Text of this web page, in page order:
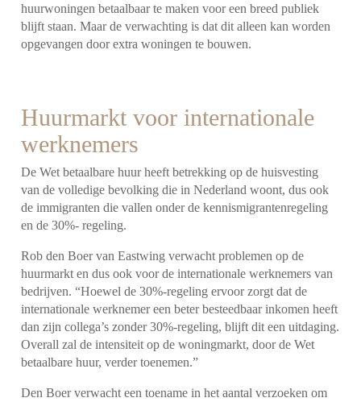
huurwoningen betaalbaar te maken voor een breed publiek
blijft staan. Maar de verwachting is dat dit alleen kan worden
opgevangen door extra woningen te bouwen.
Huurmarkt voor internationale
werknemers
De Wet betaalbare huur heeft betrekking op de huisvesting
van de volledige bevolking die in Nederland woont, dus ook
de immigranten die vallen onder de kennismigrantenregeling
en de 30%- regeling.
Rob den Boer van Eastwing verwacht problemen op de
huurmarkt en dus ook voor de internationale werknemers van
bedrijven. “Hoewel de 30%-regeling ervoor zorgt dat de
internationale werknemer een beter besteedbaar inkomen heeft
dan zijn collega’s zonder 30%-regeling, blijft dit een uitdaging.
Overall zal de intensiteit op de woningmarkt, door de Wet
betaalbare huur, verder toenemen.”
Den Boer verwacht een toename in het aantal verzoeken om